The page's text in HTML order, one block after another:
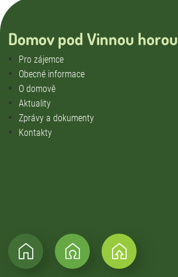
Domov pod Vinnou horou
Pro zájemce
Obecné informace
O domově
Aktuality
Zprávy a dokumenty
Kontakty